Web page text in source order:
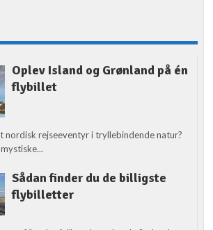
Oplev Island og Grønland på én
flybillet
nordisk rejseeventyr i tryllebindende natur?
Sådan finder du de billigste
flybilletter